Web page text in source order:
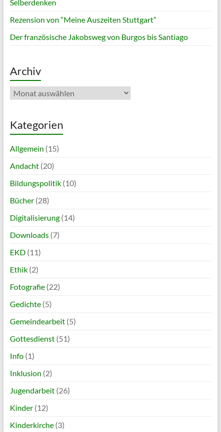
Selberdenken
Rezension von “Meine Auszeiten Stuttgart”
Der französische Jakobsweg von Burgos bis Santiago
Archiv
Archiv
Kategorien
Allgemein (15)
Andacht(20)
Bildungspolitik(10)
Bücher(28)
Digitalisierung(14)
Downloads(7)
EKD(11)
Ethik(2)
Fotografie(22)
Gedichte(5)
Gemeindearbeit(5)
Gottesdienst(51)
Info(1)
Inklusion (2)
Jugendarbeit(26)
Kinder(12)
Kinderkirche(3)